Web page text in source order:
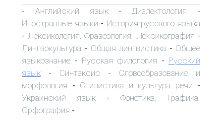
- Английский язык- Диалектология -
Иностранные языки - История русского языка
- Лексикология. Фразеология. Лексикография -
Лингвокультура - Общая лингвистика - Общее
языкознание - Русская филология - Русский
язык - Синтаксис - Словообразование и
морфология - Стилистика и культура речи -
Украинский язык - Фонетика. Графика.
Орфография -